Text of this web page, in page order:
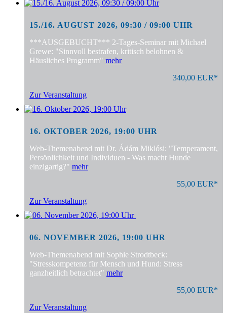
15./16. AUGUST 2026, 09:30 / 09:00 UHR
***AUSGEBUCHT*** 2-Tages-Seminar mit Michael
Grewe: "Sinnvoll bestrafen, kritisch belohnen &
Häusliches Programm" mehr
340,00 EUR*
Zur Veranstaltung
16. OKTOBER 2026, 19:00 UHR
Web-Themenabend mit Dr. Ádám Miklósi: "Temperament,
Persönlichkeit und Individuen - Was macht Hunde
einzigartig?" mehr
55,00 EUR*
Zur Veranstaltung
06. NOVEMBER 2026, 19:00 UHR
Web-Themenabend mit Sophie Strodtbeck:
"Stresskompetenz für Mensch und Hund: Stress
ganzheitlich betrachtet" mehr
55,00 EUR*
Zur Veranstaltung